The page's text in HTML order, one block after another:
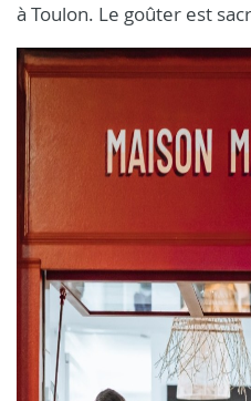
à Toulon. Le goûter est